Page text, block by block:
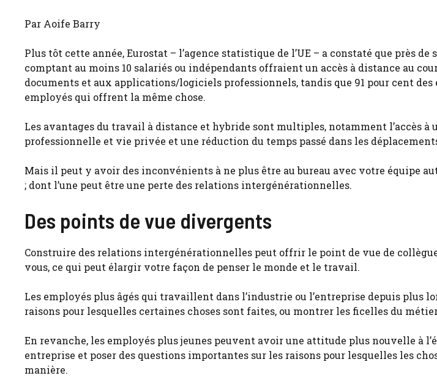
Par Aoife Barry
Plus tôt cette année, Eurostat – l’agence statistique de l’UE – a constaté que près
comptant au moins 10 salariés ou indépendants offraient un accès à distance au
documents et aux applications/logiciels professionnels, tandis que 91 pour cent des
employés qui offrent la même chose.
Les avantages du travail à distance et hybride sont multiples, notamment l’accès
professionnelle et vie privée et une réduction du temps passé dans les
Mais il peut y avoir des inconvénients à ne plus être au bureau avec votre équipe
; dont l’une peut être une perte des relations intergénérationnelles.
Des points de vue divergents
Construire des relations intergénérationnelles peut offrir le point de vue de
vous, ce qui peut élargir votre façon de penser le monde et le travail.
Les employés plus âgés qui travaillent dans l’industrie ou l’entreprise depuis plus
raisons pour lesquelles certaines choses sont faites, ou montrer les ficelles du
En revanche, les employés plus jeunes peuvent avoir une attitude plus nouvelle à
entreprise et poser des questions importantes sur les raisons pour lesquelles les
manière.